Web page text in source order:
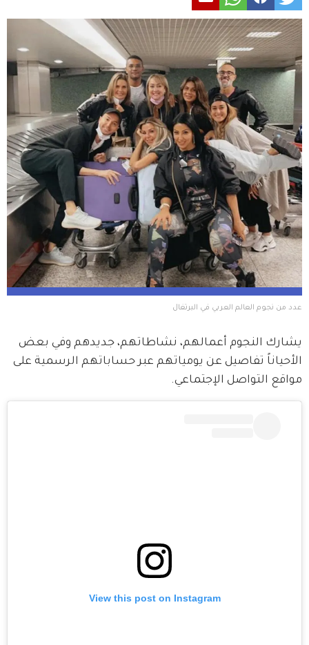
عدد من نجوم العالم العربي في البرتغال
يشارك النجوم أعمالهم، نشاطاتهم، جديدهم وفي بعض
الأحياناً تفاصيل عن يومياتهم عبر حساباتهم الرسمية على
مواقع التواصل الإجتماعي.
View this post on Instagram